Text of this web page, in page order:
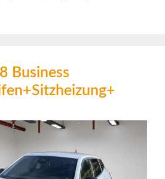
Business